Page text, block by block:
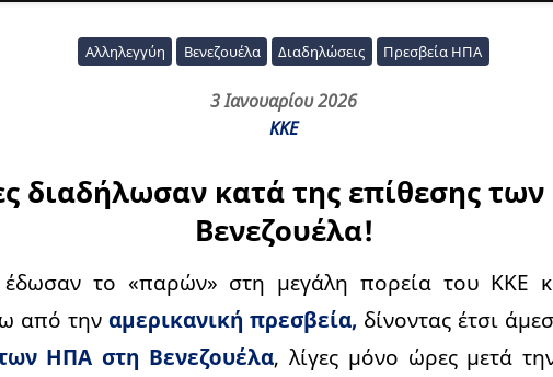
Αλληλεγγύη Βενεζουέλα Διαδηλώσεις Πρεσβεία ΗΠΑ
3 Ιανουαρίου 2026
ΚΚΕ
διαδήλωσαν κατά της επίθεσης
Βενεζουέλα!
έδωσαν το «παρών» στη μεγάλη πορεία του ΚΚΕ
από την αμερικανική πρεσβεία, δίνοντας έτσι
ΗΠΑ στη Βενεζουέλα, λίγες μόνο ώρες μετά